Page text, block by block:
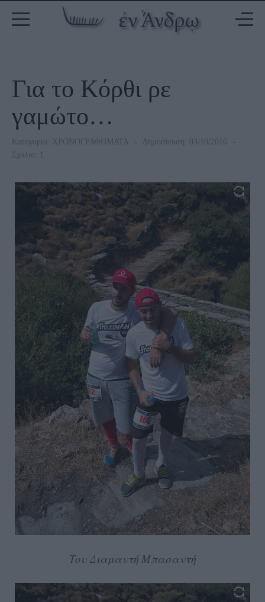
Για το Κόρθι ρε
γαμώτο…
Κατηγορία: ΧΡΟΝΟΓΡΑΦΗΜΑΤΑ
Δημοσίευση: 03/10/2016
Σχόλιο: 1
Του Διαμαντή Μπασαντή